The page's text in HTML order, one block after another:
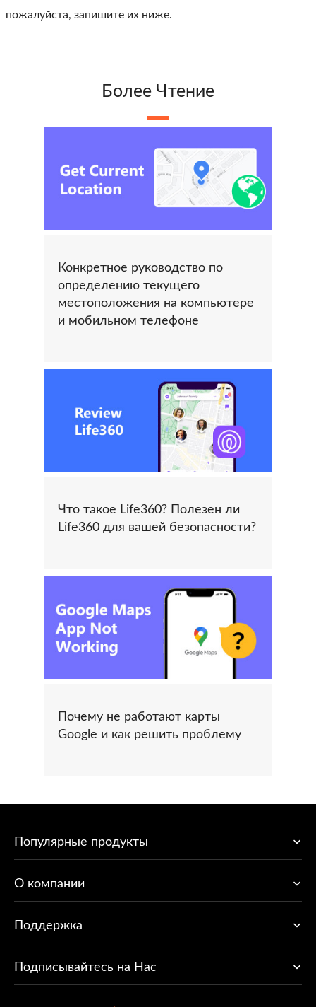
пожалуйста, запишите их ниже.
Более Чтение
Конкретное руководство по
определению текущего
местоположения на компьютере
и мобильном телефоне
Что такое Life360? Полезен ли
Life360 для вашей безопасности?
Почему не работают карты
Google и как решить проблему
Популярные продукты
O компании
Поддержка
Подписывайтесь на Нас